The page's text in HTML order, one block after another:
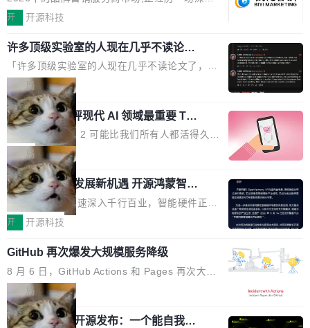
页面的文本，然后把文本丢给大模型，再返回一
段回答。仅此而已。 这当然有用，但总觉得差点
意思。比如我在一个后台管理系统里，需要填50
个表单字段，每个字段还有联动逻辑；比如我
想...
与80PLUS钛金能效；支持ATX 3.1与PCIe 5.1
规范，结合服务器级元件、完善供电线材与内置
实时LCD监控屏，可充分满足当下高阶PC主机
的严苛使用需求。 澎湃功率，紧凑机身 钛金雕1
600PG5 AI TOP具备强悍输出功率，同时实现
机身尺寸大幅精简。整机长度仅16厘米，属于同
功率段机身尺寸十分紧凑的1600W电源产品。小
巧机身有效提升市面主流标准A...
的价值重构。全球全案品牌代理机构市场从2025
复合增长率达5.44%,预计2032年将突破120亿美
元。数字广告与公共关系相关服务市场更是从20
25年的8463亿美元扩张至2026年的8763亿美
元。数字的背后是一个清晰的事实——品牌对专
业化营销服务的需求从未如此迫切。 但市场扩容
的同时,服务商的竞争逻辑正在改变。2026年Top
Agency年度合辑的观察指出,“产品”这个离消费
者最近的载体,在整个品牌营销层面的权重显著变
高了。全域营销服务商的竞争正在从规模转向深
度,案例厚度、全域覆盖、多线协同...
开 开源科技
许多顶级实验室的人现在几乎不读论文
了
「许多顶级实验室的人现在几乎不读论文了，而
且他们认为 ICLR/ICML/NeurIPS 充斥着大量过
度宣传和欺诈。」 OpenAI 研究员 Keller Jorda
n 这条推文引发了广泛讨论。他不是在说风凉
话，他是说出了一个圈内人尽皆知但很少公开捅
破的事实。 Jordan 随后补充了一句软化声明：
「我不认为这些会议上大部分论文都在过度宣传
或造假。问题是，作为读者，如果你筛选出那些
看起来最令人兴奋的论文，那它们大部分都是过
度宣传的。」 这才是真正的痛点。不是所有论文
都有问题，是最吸引眼球的那批论文最有问题。
他引用的帖子来自 Mathew Shen，一位 ICLR 2
026 的读者：「看了篇 ...
局
xAI 前工程师评现代 AI 领域最重要 Top
3 开源项目
Flash Attention 2 可能比我们所有人都活得久。
这句话不是来自某个技术博客，而是出自 Hieu
Pham 的一条推文。Hieu Pham 是谁？他是 xAI
的早期工程师之一，在 Grok 训练基础设施团队
工作过。近日他在 X 上发了一条帖子，列出了他
认为现代 AI 领域最重要的三个开源项目。 第一
理由很具体。FA 系列不需要解释，但 FA2 是他
认为最重要的一个——复杂度恰到好处，刚好能
驱动你去学 CuTe，但还没被那些"邪恶的" Hopp
er++ 优化所淹没，足够容易修改和适配。 更关
键的是 FA2 的持久性...
局
共商智能硬件发展新机遇 开源鸿蒙智能
硬件开发者日杭州站即将举行
随着万物智联加速深入千行百业，智能硬件正从
单点设备迈向智能化、网联化、协同化发展。作
鸿蒙通过统一技术底座和分布式能力，为不同类
型智能设备的开发、连接与互联提供关键支撑，
也为产业链企业探索产品创新与商业增长打开新
的空间。 8月14日，开源鸿蒙智能硬件开发者日
（OHDD：OpenHarmony Hardware Develope
开 开源科技
GitHub 再次爆发大规模服务降级
8 月 6 日，GitHub Actions 和 Pages 再次大规
模服务降级，Actions 完全不可用超过 5 小时，
webhook 停发，连自托管 runner 也因调度层故
障无法工作。Pages、Copilot code review、C
局
Prime Agent 开源发布：一个能自我改